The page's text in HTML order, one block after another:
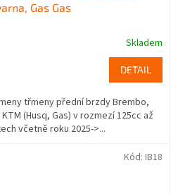
Gas Gas
Skladem
DETAIL
třmeny přední brzdy Brembo,
(Husq, Gas) v rozmezí 125cc až
včetně roku 2025->...
Kód: IB18